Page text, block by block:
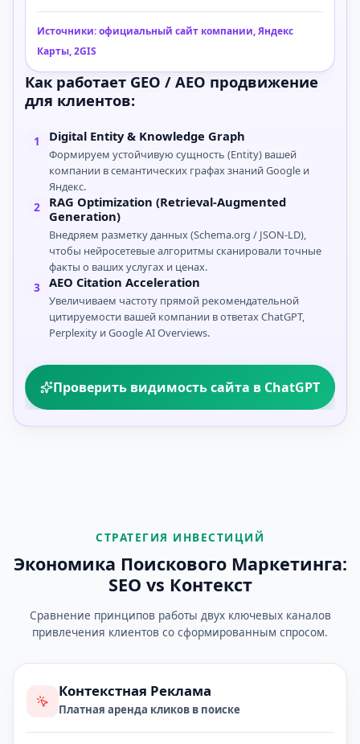
Источники: официальный сайт компании, Яндекс
Карты, 2GIS
Как работает GEO / AEO продвижение
для клиентов:
1 Digital Entity & Knowledge Graph
Формируем устойчивую сущность (Entity) вашей
компании в семантических графах знаний Google и
Яндекс.
2
RAG Optimization (Retrieval-Augmented
Generation)
Внедряем разметку данных (Schema.org / JSON-LD),
чтобы нейросетевые алгоритмы сканировали точные
факты о ваших услугах и ценах.
3 AEO Citation Acceleration
Увеличиваем частоту прямой рекомендательной
цитируемости вашей компании в ответах ChatGPT,
Perplexity и Google AI Overviews.
Проверить видимость сайта в ChatGPT
СТРАТЕГИЯ ИНВЕСТИЦИЙ
Экономика Поискового Маркетинга:
SEO vs Контекст
Сравнение принципов работы двух ключевых каналов
привлечения клиентов со сформированным спросом.
Контекстная Реклама
Платная аренда кликов в поиске